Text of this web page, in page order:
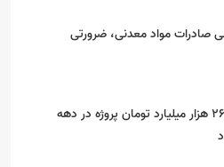
صادرات مواد معدنی، ضرورتی
استاندار بوشهر: ۲۶۰ هزار میلیارد تومان پروژه در دهه